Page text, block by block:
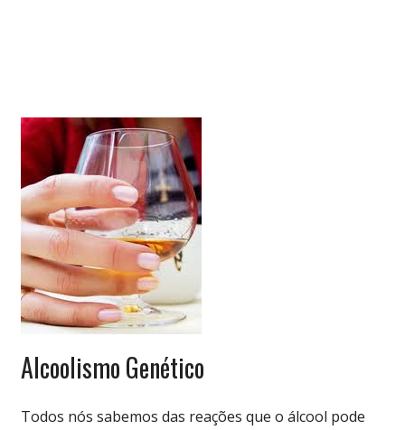
Enfermidades
Alcoolismo Genético
Todos nós sabemos das reações que o álcool pode